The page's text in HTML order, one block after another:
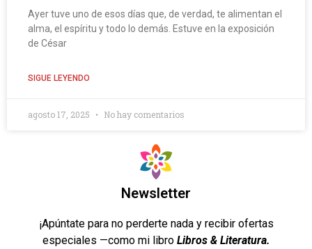
Ayer tuve uno de esos días que, de verdad, te alimentan el
alma, el espíritu y todo lo demás. Estuve en la exposición
de César
SIGUE LEYENDO
agosto 17, 2025 No hay comentarios
Newsletter
¡Apúntate para no perderte nada y recibir ofertas
especiales —como mi libro Libros & Literatura.